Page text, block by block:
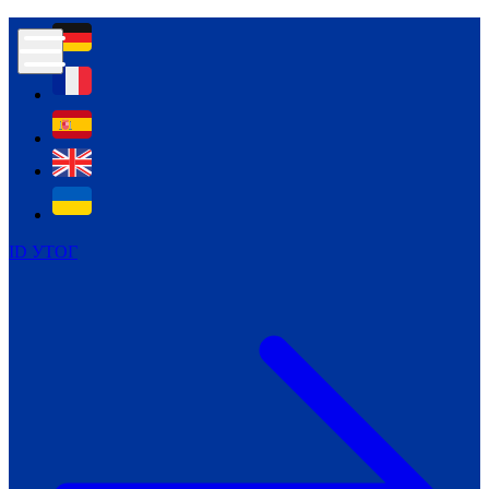
ID УТОГ
Контур психологічної безпеки глухих
Всеукраїнський пісенний
челендж «Україно, ти є!»
Молодіжний челендж «Жестова
мова для мене – це…»
Репортажі спеціальних та
інклюзивних начальних закладів